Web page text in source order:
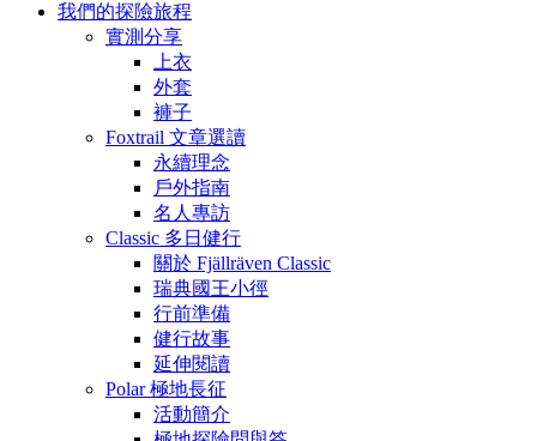
我們的探險旅程
實測分享
上衣
外套
褲子
Foxtrail 文章選讀
永續理念
戶外指南
名人專訪
Classic 多日健行
關於 Fjällräven Classic
瑞典國王小徑
行前準備
健行故事
延伸閱讀
Polar 極地長征
活動簡介